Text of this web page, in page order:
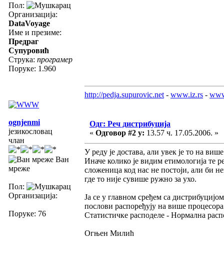
Пол:
Организација:
DataVoyage
Име и презиме:
Предраг
Супуровић
Струка: програмер
Поруке: 1.960
http://pedja.supurovic.net - www.iz.rs -
ognjenmi
језикословац
члан
Ван
мреже
Пол:
Организација:
Поруке: 76
Одг: Реч дистрибуција
« Одговор #2 у: 13.57 ч. 17.05.2006. »
У реду је достава, али увек је то на
Иначе колико је видим етимологија те
сложеница код нас не постоји, али би
где то није сувише ружно за ухо.
Ја се у главном сређем са
послови распоређују на више
Статистичке расподеле - Нормална
Огњен Милић